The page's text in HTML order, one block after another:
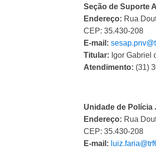
Seção de Suporte
Endereço: Rua
CEP: 35.430-208
E-mail:
Titular: Igor Gabriel
Atendimento: (31)
Unidade de Polícia
Endereço: Rua
CEP: 35.430-208
E-mail: